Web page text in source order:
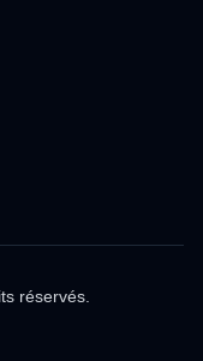
réservés.